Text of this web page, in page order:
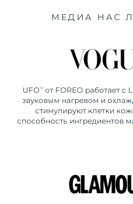
МЕДИА НАС
UFO TMот FOREO работает с
звуковым нагревом и
стимулируют клетки
способность ингредиентов